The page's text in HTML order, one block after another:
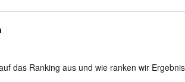
das Ranking aus und wie ranken wir